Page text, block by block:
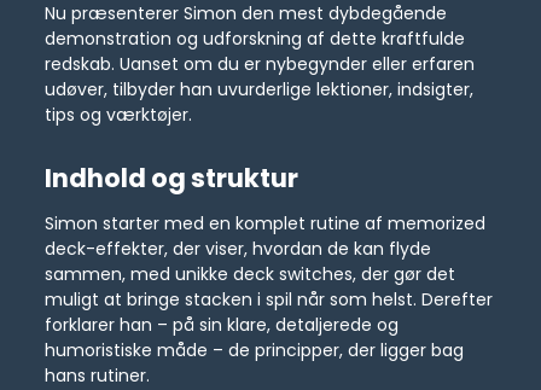
Nu præsenterer Simon den mest dybdegående
demonstration og udforskning af dette kraftfulde
redskab. Uanset om du er nybegynder eller erfaren
udøver, tilbyder han uvurderlige lektioner, indsigter,
tips og værktøjer.
Indhold og struktur
Simon starter med en komplet rutine af memorized
deck-effekter, der viser, hvordan de kan flyde
sammen, med unikke deck switches, der gør det
muligt at bringe stacken i spil når som helst. Derefter
forklarer han – på sin klare, detaljerede og
humoristiske måde – de principper, der ligger bag
hans rutiner.